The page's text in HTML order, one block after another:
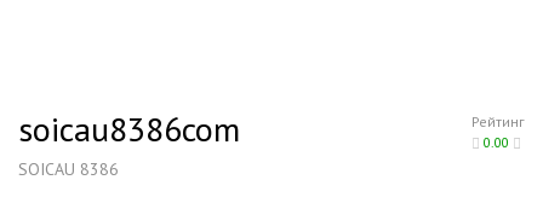
Рейтинг
0.00
soicau8386com
SOICAU 8386